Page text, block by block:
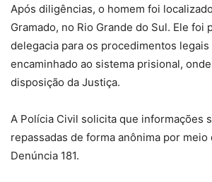
Após diligências, o homem foi
Gramado, no Rio Grande do Sul. Ele foi
delegacia para os procedimentos legais
encaminhado ao sistema prisional,
disposição da Justiça.
A Polícia Civil solicita que informações
repassadas de forma anônima por meio
Denúncia 181.